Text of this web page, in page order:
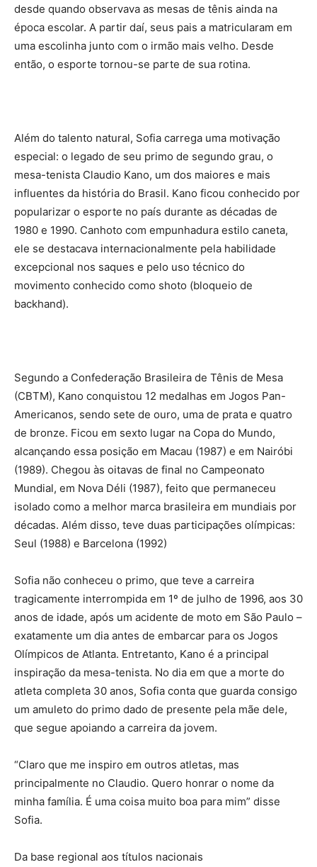
desde quando observava as mesas de tênis ainda na
época escolar. A partir daí, seus pais a matricularam em
uma escolinha junto com o irmão mais velho. Desde
então, o esporte tornou-se parte de sua rotina.
Além do talento natural, Sofia carrega uma motivação
especial: o legado de seu primo de segundo grau, o
mesa-tenista Claudio Kano, um dos maiores e mais
influentes da história do Brasil. Kano ficou conhecido por
popularizar o esporte no país durante as décadas de
1980 e 1990. Canhoto com empunhadura estilo caneta,
ele se destacava internacionalmente pela habilidade
excepcional nos saques e pelo uso técnico do
movimento conhecido como shoto (bloqueio de
backhand).
Segundo a Confederação Brasileira de Tênis de Mesa
(CBTM), Kano conquistou 12 medalhas em Jogos Pan-
Americanos, sendo sete de ouro, uma de prata e quatro
de bronze. Ficou em sexto lugar na Copa do Mundo,
alcançando essa posição em Macau (1987) e em Nairóbi
(1989). Chegou às oitavas de final no Campeonato
Mundial, em Nova Déli (1987), feito que permaneceu
isolado como a melhor marca brasileira em mundiais por
décadas. Além disso, teve duas participações olímpicas:
Seul (1988) e Barcelona (1992)
Sofia não conheceu o primo, que teve a carreira
tragicamente interrompida em 1º de julho de 1996, aos 30
anos de idade, após um acidente de moto em São Paulo –
exatamente um dia antes de embarcar para os Jogos
Olímpicos de Atlanta. Entretanto, Kano é a principal
inspiração da mesa-tenista. No dia em que a morte do
atleta completa 30 anos, Sofia conta que guarda consigo
um amuleto do primo dado de presente pela mãe dele,
que segue apoiando a carreira da jovem.
“Claro que me inspiro em outros atletas, mas
principalmente no Claudio. Quero honrar o nome da
minha família. É uma coisa muito boa para mim” disse
Sofia.
Da base regional aos títulos nacionais